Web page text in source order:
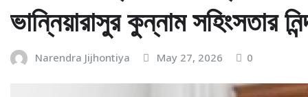
ভান্নিয়ারাসুর কুন্নাম সহিংসতার
Narendra Jijhontiya May 27, 2026 0